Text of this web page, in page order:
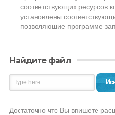
соответствующих ресурсов
установлены
позволяющие программе
Найдите файл
Достаточно что Вы впишете